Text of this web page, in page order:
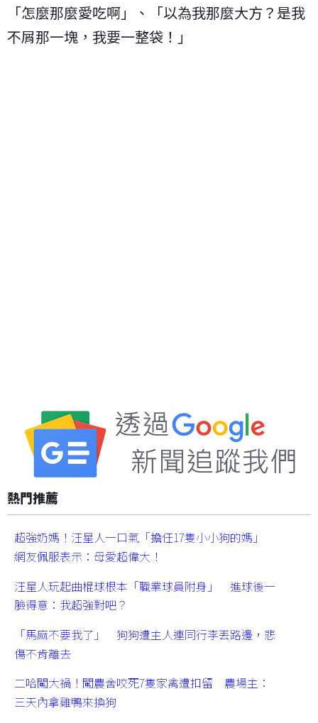
「怎麼那麼愛吃啊」、「以為我那麼大方？是我
不屑那一塊，我要一整袋！」
熱門推薦
超強奶媽！汪星人一口氣「擔任17隻小小狗的媽」
網友佩服表示：母愛超偉大！
汪星人玩起曲棍球根本「職業球員附身」 進球後一
臉得意：我超強對吧？
「馬麻不要我了」 狗狗遭主人連同行李丟路邊，悲
傷不肯離去
二哈闖大禍！闖農舍咬死7隻家禽遭扣留 農場主：
三天內拿雞鴨來換狗